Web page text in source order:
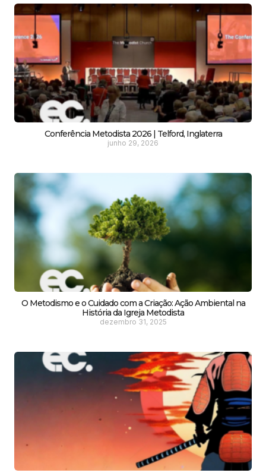
Conferência Metodista 2026 | Telford, Inglaterra
junho 29, 2026
O Metodismo e o Cuidado com a Criação: Ação Ambiental na
História da Igreja Metodista
dezembro 31, 2025